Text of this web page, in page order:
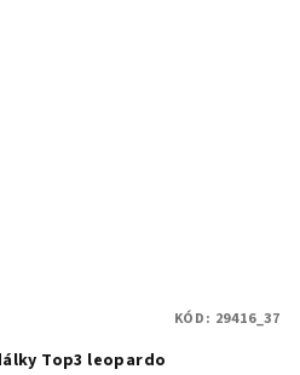
Top3 leopardo
KÓD: 29416_37